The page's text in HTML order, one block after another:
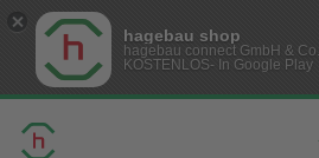
hagebau shop
hagebau connect GmbH &
KOSTENLOS- In Google Play